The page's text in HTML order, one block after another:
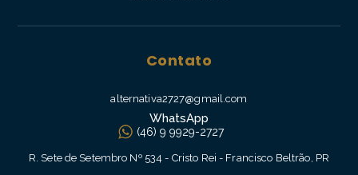
Contato
alternativa2727@gmail.com
WhatsApp
(46) 9 9929-2727
R. Sete de Setembro Nº 534 - Cristo Rei - Francisco Beltrão, PR